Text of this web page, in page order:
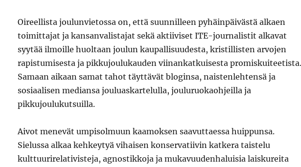
Oireellista joulunvietossa on, että suunnilleen pyhäinpäivästä alkaen
toimittajat ja kansanvalistajat sekä aktiiviset ITE-journalistit alkavat
syytää ilmoille huoltaan joulun kaupallisuudesta, kristillisten arvojen
rapistumisesta ja pikkujoulukauden viinankatkuisesta promiskuiteetista.
Samaan aikaan samat tahot täyttävät bloginsa, naistenlehtensä ja
sosiaalisen mediansa jouluaskartelulla, jouluruokaohjeilla ja
pikkujoulukutsuilla.
Aivot menevät umpisolmuun kaamoksen saavuttaessa huippunsa.
Sielussa alkaa kehkeytyä vihaisen konservatiivin katkera taistelu
kulttuurirelativisteja, agnostikkoja ja mukavuudenhaluisia laiskureita